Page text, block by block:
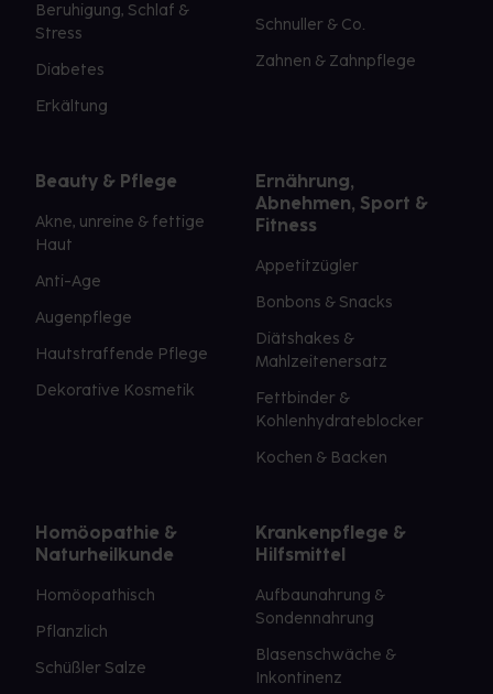
Beruhigung, Schlaf &
Stress
Diabetes
Erkältung
Schnuller & Co.
Zahnen & Zahnpflege
Beauty & Pflege
Akne, unreine & fettige
Haut
Anti-Age
Augenpflege
Hautstraffende Pflege
Dekorative Kosmetik
Ernährung,
Abnehmen, Sport &
Fitness
Appetitzügler
Bonbons & Snacks
Diätshakes &
Mahlzeitenersatz
Fettbinder &
Kohlenhydrateblocker
Kochen & Backen
Homöopathie &
Naturheilkunde
Homöopathisch
Pflanzlich
Schüßler Salze
Krankenpflege &
Hilfsmittel
Aufbaunahrung &
Sondennahrung
Blasenschwäche &
Inkontinenz